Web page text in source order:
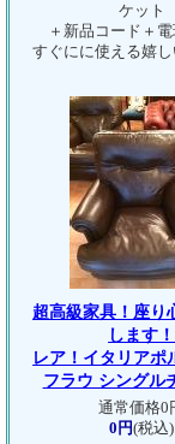
ケット
＋新品コード＋
すぐにに使える嬉
超高級家具！座り
します！
レア！イタリアポ
フラウ シングル
通常価格0
0円(税込)